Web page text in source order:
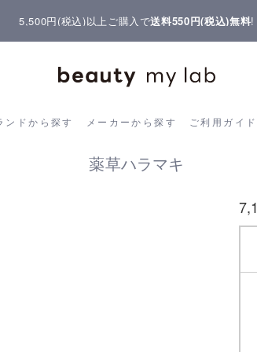
5,500円(税込)以上ご購入で送料550円(税込)無料!
ンドから探す メーカーから探す ご利用ガイド
ブランドから探す メーカーから探す ご利用ガ
薬草ハラマキ